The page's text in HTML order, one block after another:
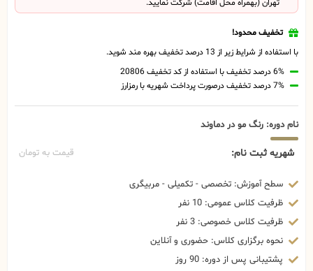
تهران (بهمراه محل اقامت) شرکت نمایید.
تخفیف محدود!
با استفاده از شرایط زیر از 13 درصد تخفیف بهره مند شوید.
6% درصد تخفیف با استفاده از کد تخفیف 20806
7% درصد تخفیف درصورت پرداخت شهریه با رمزارز
نام دوره: رنگ مو در دماوند
شهریه ثبت نام: قیمت به تومان
سطح آموزش: تخصصی - تکمیلی - مربیگری
ظرفیت کلاس عمومی: 10 نفر
ظرفیت کلاس خصوصی: 3 نفر
نحوه برگزاری کلاس: حضوری و آنلاین
پشتیبانی پس از دوره: 90 روز